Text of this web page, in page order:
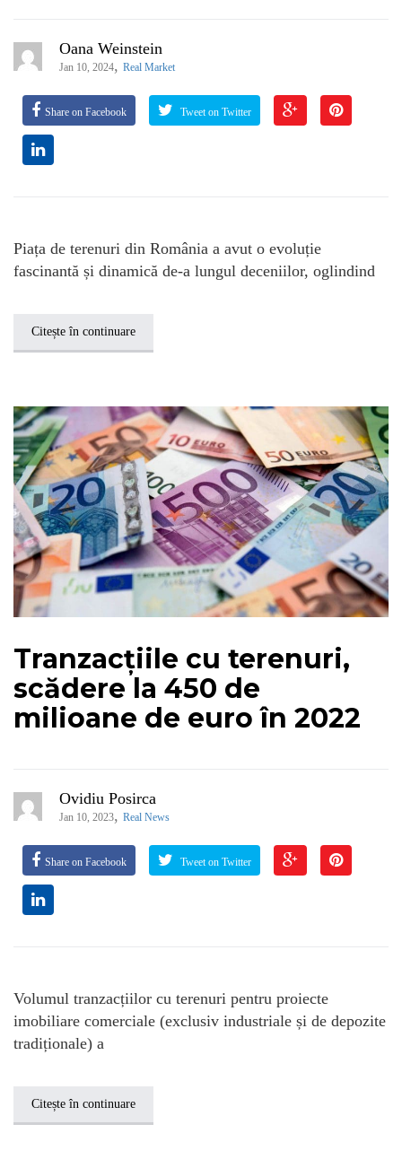
Oana Weinstein
Jan 10, 2024, Real Market
Share on Facebook Tweet on Twitter
Piața de terenuri din România a avut o evoluție
fascinantă și dinamică de-a lungul deceniilor, oglindind
Citește în continuare
Tranzacțiile cu terenuri,
scădere la 450 de
milioane de euro în 2022
Ovidiu Posirca
Jan 10, 2023, Real News
Share on Facebook Tweet on Twitter
Volumul tranzacțiilor cu terenuri pentru proiecte
imobiliare comerciale (exclusiv industriale și de depozite
tradiționale) a
Citește în continuare